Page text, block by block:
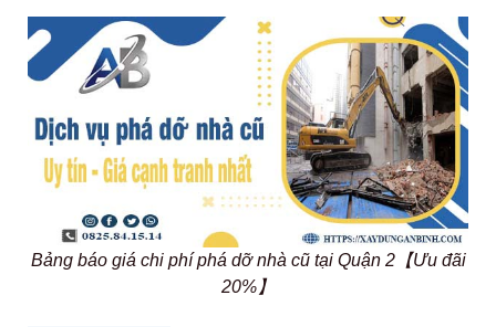
Bảng báo giá chi phí phá dỡ nhà cũ tại Quận 2【Ưu đãi
20%】